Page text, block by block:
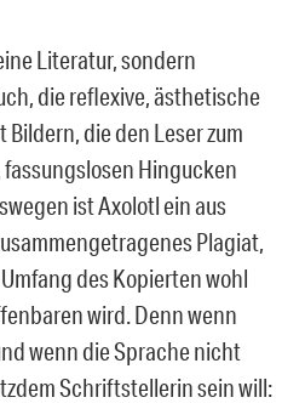
Literatur, sondern
die reflexive, ästhetische
die den Leser zum
Hingucken
ist Axolotl ein aus
Plagiat,
des Kopierten wohl
wird. Denn wenn
wenn die Sprache nicht
Schriftstellerin sein will: